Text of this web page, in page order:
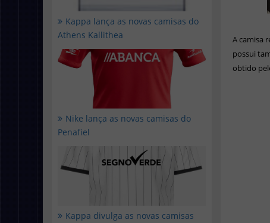
Kappa lança as novas camisas do
Athens Kallithea
Nike lança as novas camisas do
Penafiel
Kappa divulga as novas camisas
A camisa
possui
obtido